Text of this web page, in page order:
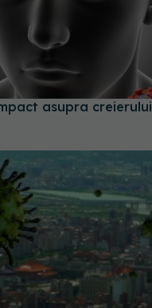
asupra creierului